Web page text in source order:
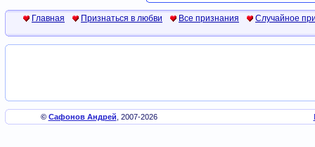
Главная Признаться в любви Все признания Случайное
© Сафонов Андрей , 2007-2026